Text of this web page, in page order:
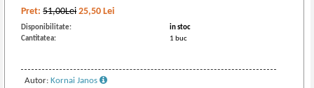
Pret:51,00Lei 25,50 Lei
Disponibilitate:
in stoc
Cantitatea:
1 buc
Autor:Kornai Janos